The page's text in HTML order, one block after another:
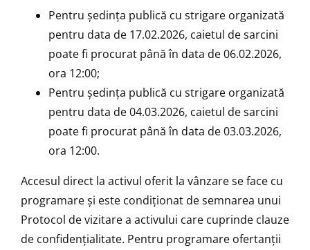
Pentru ședința publică cu strigare organizată
pentru data de 17.02.2026, caietul de sarcini
poate fi procurat până în data de 06.02.2026,
ora 12:00;
Pentru ședința publică cu strigare organizată
pentru data de 04.03.2026, caietul de sarcini
poate fi procurat până în data de 03.03.2026,
ora 12:00.
Accesul direct la activul oferit la vânzare se face cu
programare şi este condiţionat de semnarea unui
Protocol de vizitare a activului care cuprinde clauze
de confidenţialitate. Pentru programare ofertanţii